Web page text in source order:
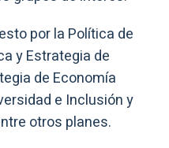
por la Política de
y Estrategia de
de Economía
e Inclusión y
otros planes.